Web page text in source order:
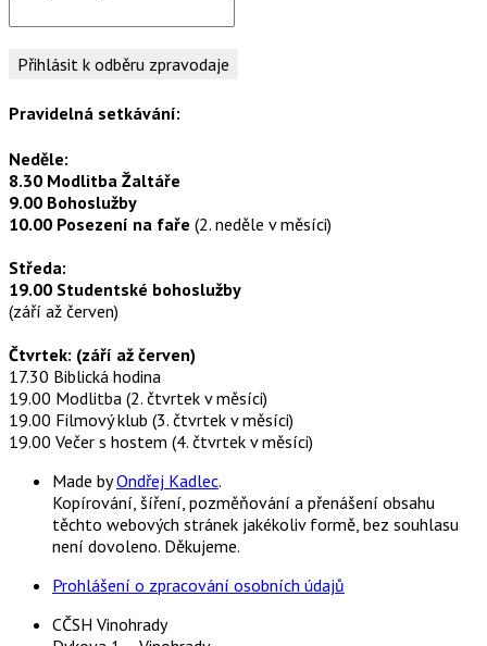
Pravidelná setkávání:
Neděle:
8.30 Modlitba Žaltáře
9.00 Bohoslužby
10.00 Posezení na faře (2. neděle v měsíci)
Středa:
19.00 Studentské bohoslužby
(září až červen)
Čtvrtek: (září až červen)
17.30 Biblická hodina
19.00 Modlitba (2. čtvrtek v měsíci)
19.00 Filmový klub (3. čtvrtek v měsíci)
19.00 Večer s hostem (4. čtvrtek v měsíci)
Made byOndřej Kadlec.
Kopírování, šíření, pozměňování a přenášení obsahu
těchto webových stránek jakékoliv formě, bez souhlasu
není dovoleno. Děkujeme.
Prohlášení o zpracování osobních údajů
CČSH Vinohrady